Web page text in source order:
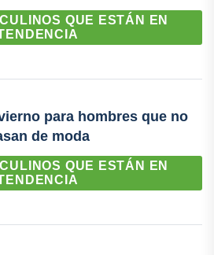
QUE ESTÁN EN
para hombres que no
de moda
QUE ESTÁN EN